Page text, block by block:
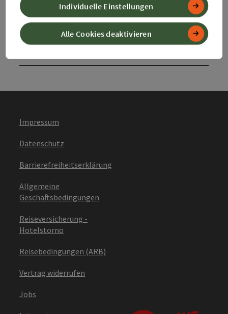
Webseiten
Services
Impressum
Datenschutz
Barrierefreiheitserklärung
Allgemeine
Geschäftsbedingungen
Reiseversicherung -
Hotelstorno
Reisebedingungen (ARB)
Vertrag widerrufen
Jobs
Alle Cookies deaktivieren
Individuelle Einstellungen